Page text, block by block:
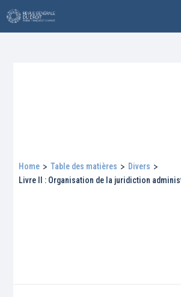
Home > Table des matières > Divers >
Livre II : Organisation de la juridiction